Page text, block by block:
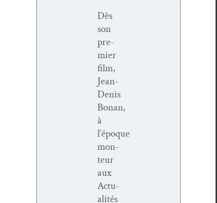
Dès
son
pre­
mier
film,
Jean-
Denis
Bonan,
à
l’époque
mon­
teur
aux
Actu­
al­ités